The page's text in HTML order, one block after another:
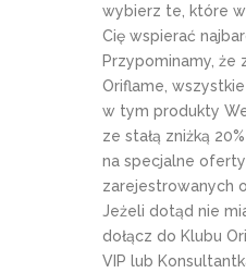
wybierz te, które
Cię wspierać
Przypominamy, że
Oriflame,
w tym produkty
ze stałą zniżką
na specjalne
zarejestrowanych
Jeżeli dotąd nie
dołącz do Klubu
VIP lub